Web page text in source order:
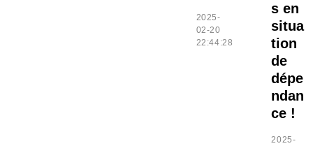
2025-
02-20
22:44:28
s en
situa
tion
de
dépe
ndan
ce !
2025-